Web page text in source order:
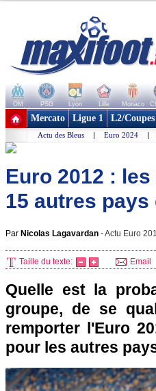
OM PSG Lyon Lille Monaco
+ de clubs
Mercato Ligue 1 L2/Coupes
Actu des Bleus | Euro 2024 |
Euro 2012 :
15 autres pays
Par Nicolas Lagavardan -Actu Euro
Taille du texte: Email
Quelle est la
groupe, de se
remporter l'Euro
pour les autres